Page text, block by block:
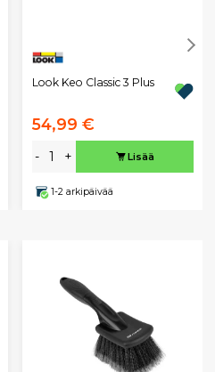
Look Keo Classic 3 Plus
54,99 €
- + Lisää
1-2 arkipäivää